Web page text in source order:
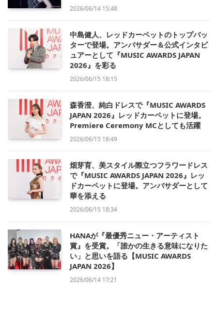
2026/06/14 15:48
中島健人、レッドカーペットのトップバッ
ターで登場。アンバサダー＆公式インタビ
ュアーとして『MUSIC AWARDS JAPAN
2026』を彩る
2026/06/15 18:15
森香澄、純白ドレスで『MUSIC AWARDS
JAPAN 2026』レッドカーペットに登場。
Premiere Ceremony MCとしても活躍
2026/06/15 18:49
畑芽育、美スタイル際立つフラワードレス
で『MUSIC AWARDS JAPAN 2026』レッ
ドカーペットに登場。アンバサダーとして
華を添える
2026/06/15 18:34
HANAが『最優秀ニュー・アーティスト
賞』を受賞。「誰かの生きる意味になりた
い」と思いを語る【MUSIC AWARDS
JAPAN 2026】
2026/06/14 17:21